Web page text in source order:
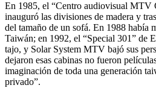
En 1985, el “Centro audiovisual MTV
inauguró las divisiones de madera y
del tamaño de un sofá. En 1988 había
Taiwán; en 1992, el “Special 301” de
tajo, y Solar System MTV bajó sus
dejaron esas cabinas no fueron
imaginación de toda una generación
privado”.